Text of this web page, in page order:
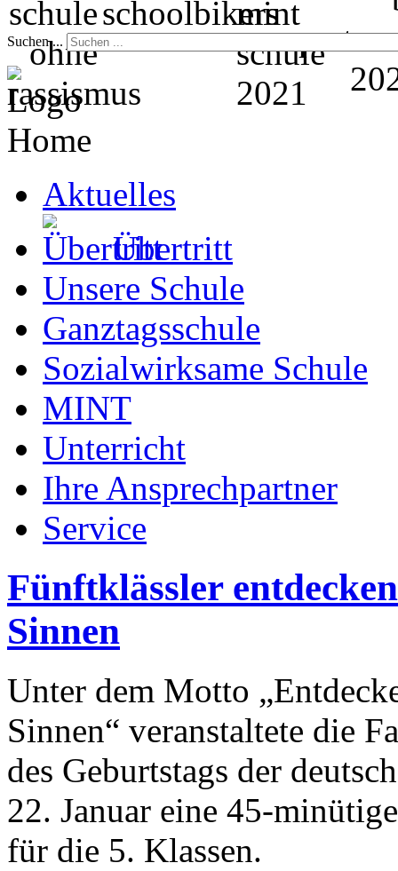
Suchen ...
Home
Aktuelles
Übertritt
Unsere Schule
Ganztagsschule
Sozialwirksame Schule
MINT
Unterricht
Ihre Ansprechpartner
Service
Fünftklässler
Sinnen
Unter dem Motto
Sinnen“ veranstaltete die
des Geburtstags der
22. Januar eine 45-
für die 5. Klassen.